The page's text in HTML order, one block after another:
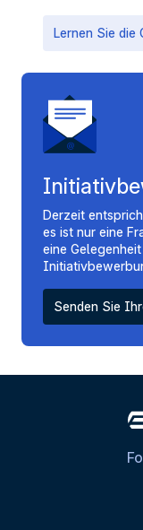
Lernen Sie die
Derzeit
es ist nur eine
eine
Senden Sie